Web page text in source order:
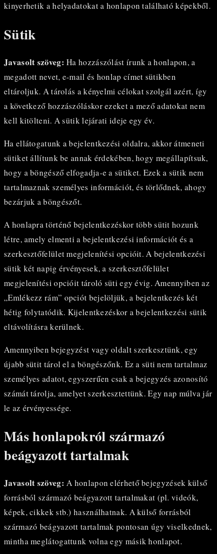
kinyerhetik a helyadatokat a honlapon található képekből.
Sütik
Javasolt szöveg:Ha hozzászólást írunk a honlapon, a
megadott nevet, e-mail és honlap címet sütikben
eltároljuk. A tárolás a kényelmi célokat szolgál azért, így
a következő hozzászóláskor ezeket a mező adatokat nem
kell kitölteni. A sütik lejárati ideje egy év.
Ha ellátogatunk a bejelentkezési oldalra, akkor átmeneti
sütiket állítunk be annak érdekében, hogy megállapítsuk,
hogy a böngésző elfogadja-e a sütiket. Ezek a sütik nem
tartalmaznak személyes információt, és törlődnek, ahogy
bezárjuk a böngészőt.
A honlapra történő bejelentkezéskor több sütit hozunk
létre, amely elmenti a bejelentkezési információt és a
szerkesztőfelület megjelenítési opcióit. A bejelentkezési
sütik két napig érvényesek, a szerkesztőfelület
megjelenítési opcióit tároló süti egy évig. Amennyiben az
„Emlékezz rám” opciót bejelöljük, a bejelentkezés két
hétig folytatódik. Kijelentkezéskor a bejelentkezési sütik
eltávolításra kerülnek.
Amennyiben bejegyzést vagy oldalt szerkesztünk, egy
újabb sütit tárol el a böngészőnk. Ez a süti nem tartalmaz
személyes adatot, egyszerűen csak a bejegyzés azonosító
számát tárolja, amelyet szerkesztettünk. Egy nap múlva jár
le az érvényessége.
Más honlapokról származó
beágyazott tartalmak
Javasolt szöveg:A honlapon elérhető bejegyzések külső
forrásból származó beágyazott tartalmakat (pl. videók,
képek, cikkek stb.) használhatnak. A külső forrásból
származó beágyazott tartalmak pontosan úgy viselkednek,
mintha meglátogattunk volna egy másik honlapot.